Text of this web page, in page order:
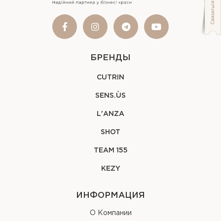
БРЕНДЫ
CUTRIN
SENS.ÙS
L'ANZA
SHOT
TEAM 155
KEZY
ИНФОРМАЦИЯ
О Компании